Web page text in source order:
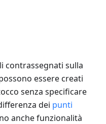
contrassegnati sulla
essere creati
senza specificare
dei punti
anche funzionalità